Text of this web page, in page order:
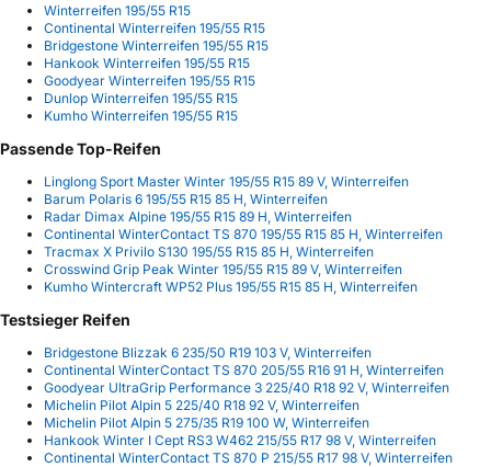
Winterreifen 195/55 R15
Continental Winterreifen 195/55 R15
Bridgestone Winterreifen 195/55 R15
Hankook Winterreifen 195/55 R15
Goodyear Winterreifen 195/55 R15
Dunlop Winterreifen 195/55 R15
Kumho Winterreifen 195/55 R15
Passende Top-Reifen
Linglong Sport Master Winter 195/55 R15 89 V, Winterreifen
Barum Polaris 6 195/55 R15 85 H, Winterreifen
Radar Dimax Alpine 195/55 R15 89 H, Winterreifen
Continental WinterContact TS 870 195/55 R15 85 H, Winterreifen
Tracmax X Privilo S130 195/55 R15 85 H, Winterreifen
Crosswind Grip Peak Winter 195/55 R15 89 V, Winterreifen
Kumho Wintercraft WP52 Plus 195/55 R15 85 H, Winterreifen
Testsieger Reifen
Bridgestone Blizzak 6 235/50 R19 103 V, Winterreifen
Continental WinterContact TS 870 205/55 R16 91 H, Winterreifen
Goodyear UltraGrip Performance 3 225/40 R18 92 V, Winterreifen
Michelin Pilot Alpin 5 225/40 R18 92 V, Winterreifen
Michelin Pilot Alpin 5 275/35 R19 100 W, Winterreifen
Hankook Winter I Cept RS3 W462 215/55 R17 98 V, Winterreifen
Continental WinterContact TS 870 P 215/55 R17 98 V, Winterreifen